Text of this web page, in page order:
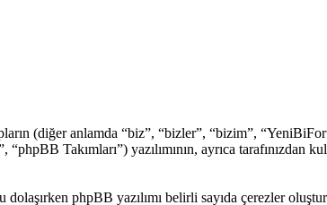
(diğer anlamda “biz”, “bizler”, “bizim”,
Takımları”) yazılımının, ayrıca
phpBB yazılımı belirli sayıda çerezler